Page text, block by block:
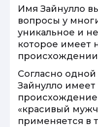
Имя Зайнулло
вопросы у
уникальное и
которое имеет
Согласно
Зайнулло имеет
«красивый
применяется в